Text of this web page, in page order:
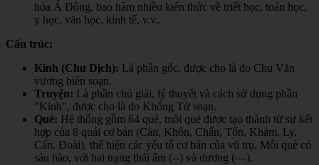
hóa Á Đông, bao hàm nhiều kiến thức về triết học, toán học,
y học, văn học, kinh tế, v.v..
Cấu trúc:
Kinh (Chu Dịch): Là phần gốc, được cho là do Chu Văn
vương biên soạn.
Truyện: Là phần chú giải, lý thuyết và cách sử dụng phần
"Kinh", được cho là do Khổng Tử soạn.
Quẻ: Hệ thống gồm 64 quẻ, mỗi quẻ được tạo thành từ sự kết
hợp của 8 quái cơ bản (Càn, Khôn, Chấn, Tốn, Khảm, Ly,
Cấn, Đoài), thể hiện các yếu tố cơ bản của vũ trụ. Mỗi quẻ có
sáu hào, với hai trạng thái âm (--) và dương (—).